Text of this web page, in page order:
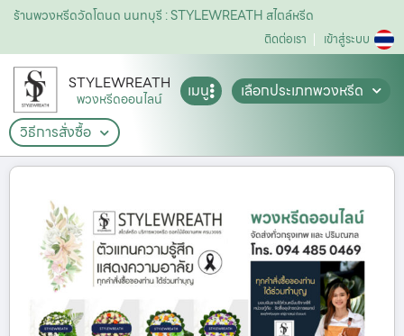
ร้านพวงหรีดวัดโตนด นนทบุรี : STYLEWREATH สไตล์หรีด
ติดต่อเรา เข้าสู่ระบบ
STYLEWREATH
พวงหรีดออนไลน์ เมนู
เลือกประเภทพวงหรีด
วิธีการสั่งซื้อ